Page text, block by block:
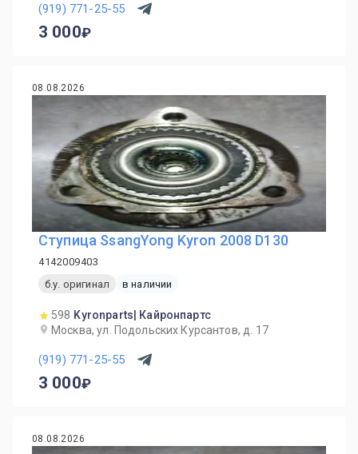
(919) 771-25-55
3 000
08.08.2026
Ступица SsangYong Kyron 2008 D130
4142009403
б.у. оригинал
в наличии
598 Kyronparts| Кайронпартс
Москва, ул. Подольских Курсантов, д. 17
(919) 771-25-55
3 000
08.08.2026